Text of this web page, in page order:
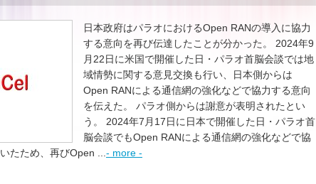
日本政府はパラオにおけるOpen RANの導入に協力
する意向を再び伝達したことが分かった。 2024年9
月22日に米国で開催した日・パラオ首脳会談では地
域情勢に関する意見交換も行い、日本側からは
Open RANによる通信網の強化などで協力する意向
を伝えた。 パラオ側からは謝意が表明されたとい
う。 2024年7月17日に日本で開催した日・パラオ首
脳会談でもOpen RANによる通信網の強化などで協
たため、再びOpen ... - more -